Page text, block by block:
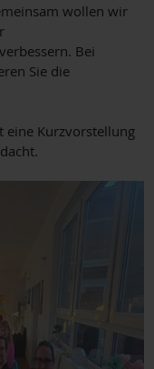
wollen wir
Bei
Sie die
eine Kurzvorstellung